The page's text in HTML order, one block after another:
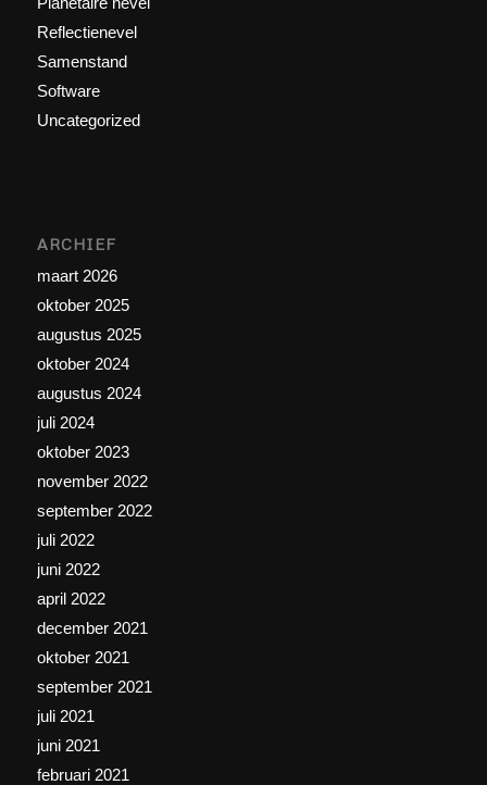
Reflectienevel
Samenstand
Software
Uncategorized
ARCHIEF
maart 2026
oktober 2025
augustus 2025
oktober 2024
augustus 2024
juli 2024
oktober 2023
november 2022
september 2022
juli 2022
juni 2022
april 2022
december 2021
oktober 2021
september 2021
juli 2021
juni 2021
februari 2021